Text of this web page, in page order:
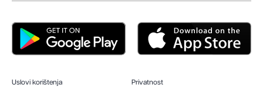
Uslovi korištenja Privatnost